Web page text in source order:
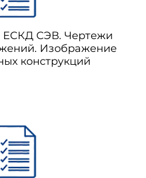
ЕСКД СЭВ. Чертежи
Изображение
конструкций